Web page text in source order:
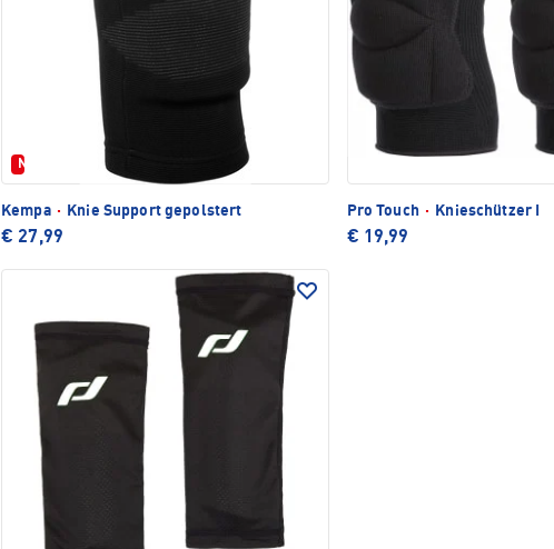
Neu
Kempa · Knie Support gepolstert
€ 27,99
Pro Touch · Knieschützer I
€ 19,99